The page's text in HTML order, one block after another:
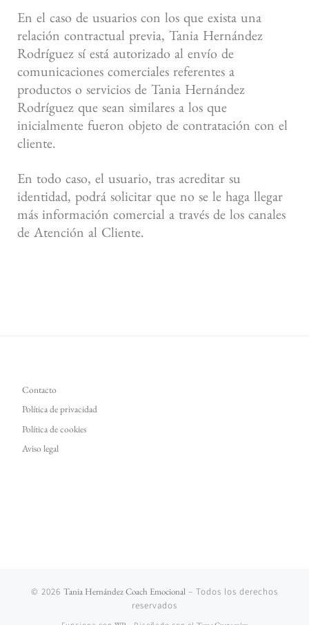
En el caso de usuarios con los que exista una
relación contractual previa, Tania Hernández
Rodríguez sí está autorizado al envío de
comunicaciones comerciales referentes a
productos o servicios de Tania Hernández
Rodríguez que sean similares a los que
inicialmente fueron objeto de contratación con el
cliente.
En todo caso, el usuario, tras acreditar su
identidad, podrá solicitar que no se le haga llegar
más información comercial a través de los canales
de Atención al Cliente.
Contacto
Política de privacidad
Política de cookies
Aviso legal
© 2026 Tania Hernández Coach Emocional – Todos los derechos
reservados